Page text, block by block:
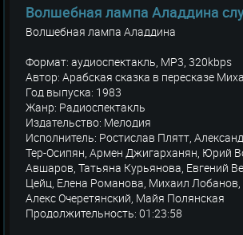
Волшебная лампа Аладдина
Волшебная лампа Аладдина
Формат: аудиоспектакль, MP3, 320kbps
Автор: Арабская сказка в пересказе
Год выпуска: 1983
Жанр: Радиоспектакль
Издательство: Мелодия
Исполнитель: Ростислав Плятт,
Тер-Осипян, Армен Джигарханян, Юрий
Авшаров, Татьяна Курьянова, Евгений
Цейц, Елена Романова, Михаил
Алекс Очеретянский, Майя Полянская
Продолжительность: 01:23:58